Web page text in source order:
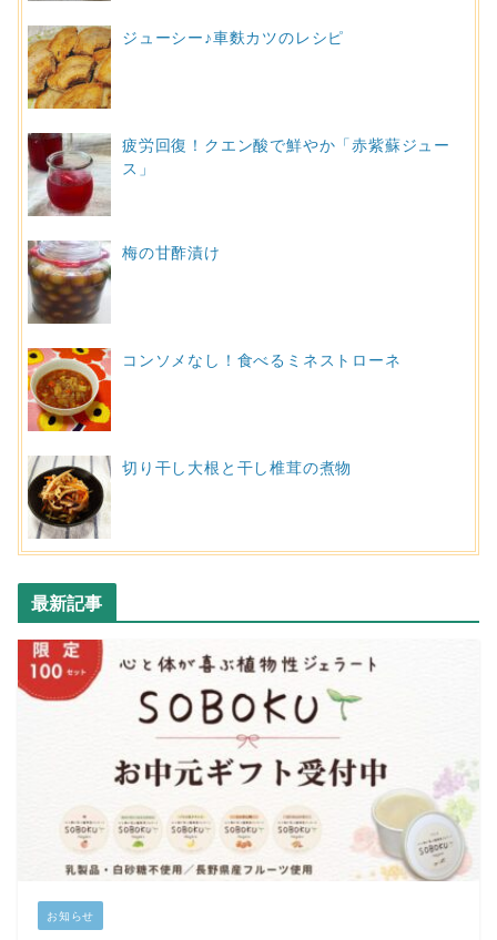
ジューシー♪車麩カツのレシピ
疲労回復！クエン酸で鮮やか「赤紫蘇ジュー
ス」
梅の甘酢漬け
コンソメなし！食べるミネストローネ
切り干し大根と干し椎茸の煮物
最新記事
お知らせ